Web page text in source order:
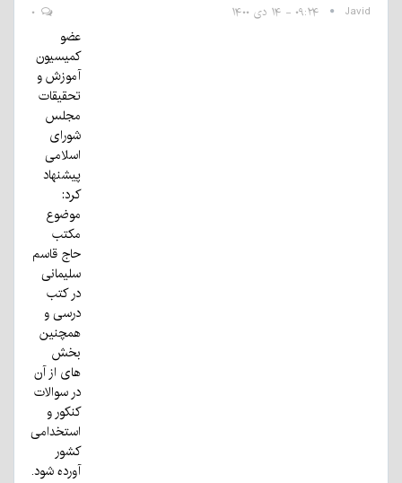
Javid ۰۹:۲۴ - ۱۴ دی ۱۴۰۰
عضو
کمیسیون
آموزش و
تحقیقات
مجلس
شورای
اسلامی
پیشنهاد
کرد:
موضوع
مکتب
حاج قاسم
سلیمانی
در کتب
درسی و
همچنین
بخش
های از آن
در سوالات
کنکور و
استخدامی
کشور
آورده شود.